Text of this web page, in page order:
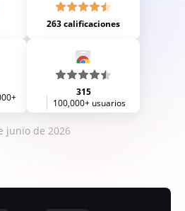
263 calificaciones
315
100,000+ usuarios
junio de 2026